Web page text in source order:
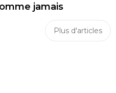
jamais
Plus d'articles